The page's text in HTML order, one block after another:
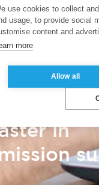
in
use cookies to collect
usage, to provide social
content and
more
Allow all